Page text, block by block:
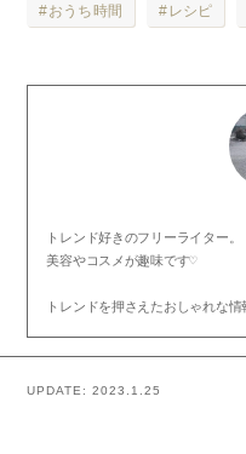
おうち時間 レシピ
トレンド好きのフリーライター。
美容やコスメが趣味です♡
トレンドを押さえたおしゃれな
UPDATE:2023.1.25